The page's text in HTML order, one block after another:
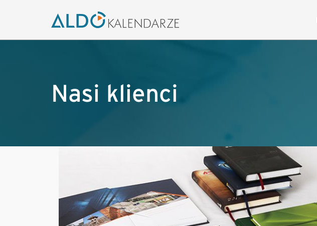
Nasi klienci